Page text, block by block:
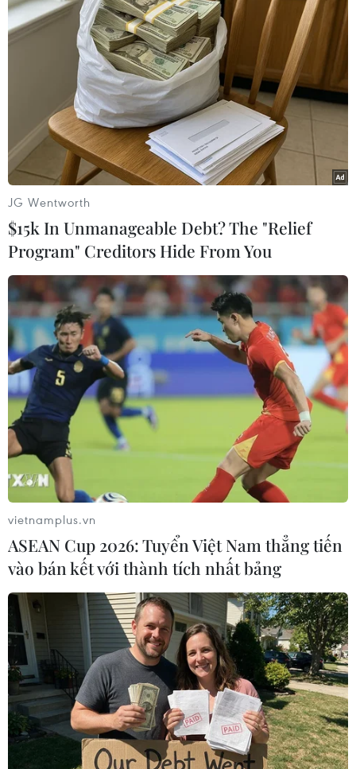
viện Majorie Margolies, bang Pennsylvania, và
Edward Mezvinsky, bang Iowa - những người
bạn lâu năm của gia đình Clinton./.
(Vietnam+)
#Bill Clinton #Hillary Clinton
#Chelsea Clinton
#Marc Mezvinsky
#Charlotte Clinton Mezvinsky
#Barack Obama
#Nhà Trắng #Chiến dịch tranh cử
Theo dõi VietnamPlus
TIN LIÊN QUAN
JG Wentworth
$15k In Unmanageable Debt? The "Relief
Program" Creditors Hide From You
vietnamplus.vn
ASEAN Cup 2026: Tuyển Việt Nam thẳng tiến
vào bán kết với thành tích nhất bảng